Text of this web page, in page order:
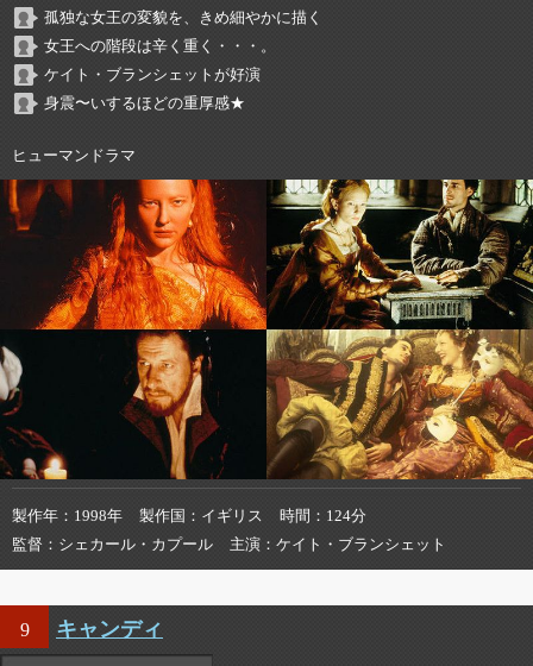
孤独な女王の変貌を、きめ細やかに描く
女王への階段は辛く重く・・・。
ケイト・ブランシェットが好演
身震〜いするほどの重厚感★
ヒューマンドラマ
製作年 1998年 製作国 イギリス 時間
124分
監督
シェカール・カプール 主演 ケイト・ブランシェット
9 キャンディ